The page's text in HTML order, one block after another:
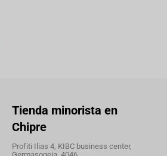
Tienda minorista en
Chipre
Profiti Ilias 4, KIBC business center,